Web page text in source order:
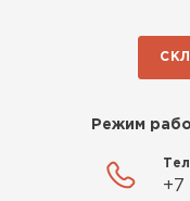
Режим
+7